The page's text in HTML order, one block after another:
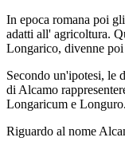
In epoca romana poi
adatti all' agricoltura.
Longarico, divenne
Secondo un'ipotesi, le
di Alcamo
Longaricum e Longuro.
Riguardo al nome